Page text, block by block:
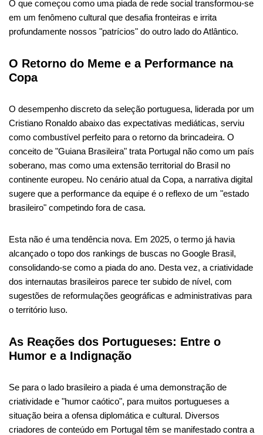
O que começou como uma piada de rede social transformou-se
em um fenômeno cultural que desafia fronteiras e irrita
profundamente nossos "patrícios" do outro lado do Atlântico.
O Retorno do Meme e a Performance na
Copa
O desempenho discreto da seleção portuguesa, liderada por um
Cristiano Ronaldo abaixo das expectativas mediáticas, serviu
como combustível perfeito para o retorno da brincadeira. O
conceito de "Guiana Brasileira" trata Portugal não como um país
soberano, mas como uma extensão territorial do Brasil no
continente europeu. No cenário atual da Copa, a narrativa digital
sugere que a performance da equipe é o reflexo de um "estado
brasileiro" competindo fora de casa.
Esta não é uma tendência nova. Em 2025, o termo já havia
alcançado o topo dos rankings de buscas no Google Brasil,
consolidando-se como a piada do ano. Desta vez, a criatividade
dos internautas brasileiros parece ter subido de nível, com
sugestões de reformulações geográficas e administrativas para
o território luso.
As Reações dos Portugueses: Entre o
Humor e a Indignação
Se para o lado brasileiro a piada é uma demonstração de
criatividade e "humor caótico", para muitos portugueses a
situação beira a ofensa diplomática e cultural. Diversos
criadores de conteúdo em Portugal têm se manifestado contra a